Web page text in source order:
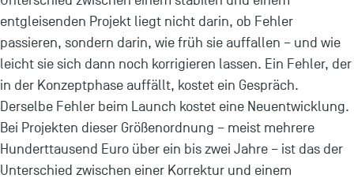
entgleisenden Projekt liegt nicht darin, ob Fehler
passieren, sondern darin, wie früh sie auffallen – und wie
leicht sie sich dann noch korrigieren lassen. Ein Fehler, der
in der Konzeptphase auffällt, kostet ein Gespräch.
Derselbe Fehler beim Launch kostet eine Neuentwicklung.
Bei Projekten dieser Größenordnung – meist mehrere
Hunderttausend Euro über ein bis zwei Jahre – ist das der
Unterschied zwischen einer Korrektur und einem